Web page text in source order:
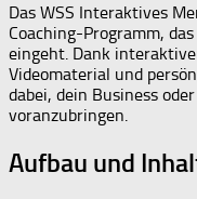
Das WSS Interaktives
Coaching-Programm,
eingeht. Dank
Videomaterial und
dabei, dein Business
voranzubringen.
Aufbau und